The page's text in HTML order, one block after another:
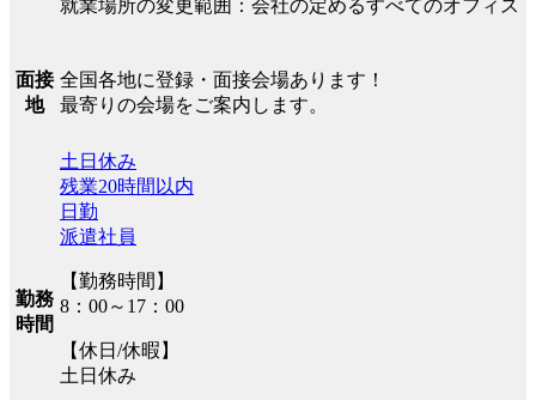
就業場所の変更範囲：会社の定めるすべてのオフィス
面接
地
全国各地に登録・面接会場あります！
最寄りの会場をご案内します。
勤務
時間
土日休み
残業20時間以内
日勤
派遣社員
【勤務時間】
8：00～17：00
【休日/休暇】
土日休み